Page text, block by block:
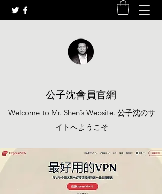
公子沈會員官網
Welcome to Mr. Shen’s Website. 公子沈のサ
イトへようこそ